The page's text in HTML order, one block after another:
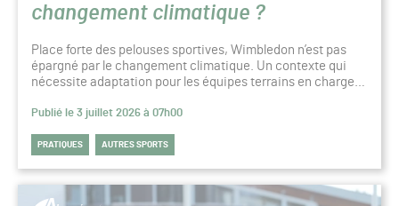
changement climatique ?
Place forte des pelouses sportives, Wimbledon n’est pas
épargné par le changement climatique. Un contexte qui
nécessite adaptation pour les équipes terrains en charge…
Publié le 3 juillet 2026 à 07h00
PRATIQUES AUTRES SPORTS